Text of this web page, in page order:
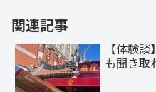
関連記事
【体験
も聞き取